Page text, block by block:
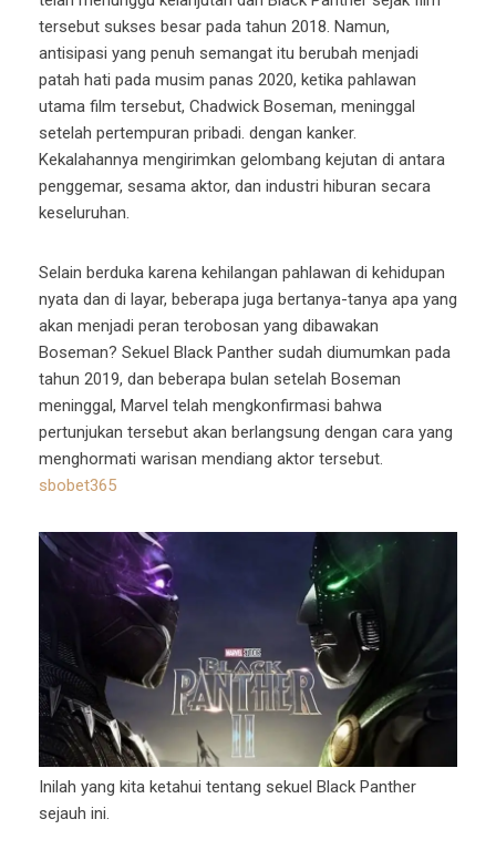
tersebut sukses besar pada tahun 2018. Namun,
antisipasi yang penuh semangat itu berubah menjadi
patah hati pada musim panas 2020, ketika pahlawan
utama film tersebut, Chadwick Boseman, meninggal
setelah pertempuran pribadi. dengan kanker.
Kekalahannya mengirimkan gelombang kejutan di antara
penggemar, sesama aktor, dan industri hiburan secara
keseluruhan.
Selain berduka karena kehilangan pahlawan di kehidupan
nyata dan di layar, beberapa juga bertanya-tanya apa yang
akan menjadi peran terobosan yang dibawakan
Boseman? Sekuel Black Panther sudah diumumkan pada
tahun 2019, dan beberapa bulan setelah Boseman
meninggal, Marvel telah mengkonfirmasi bahwa
pertunjukan tersebut akan berlangsung dengan cara yang
menghormati warisan mendiang aktor tersebut.
sbobet365
Inilah yang kita ketahui tentang sekuel Black Panther
sejauh ini.